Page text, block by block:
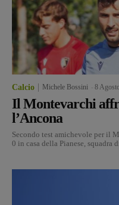
Calcio Michele Bossini 8
Il Montevarchi
l’Ancona
Secondo test amichevole per il
0 in casa della Pianese, squadra